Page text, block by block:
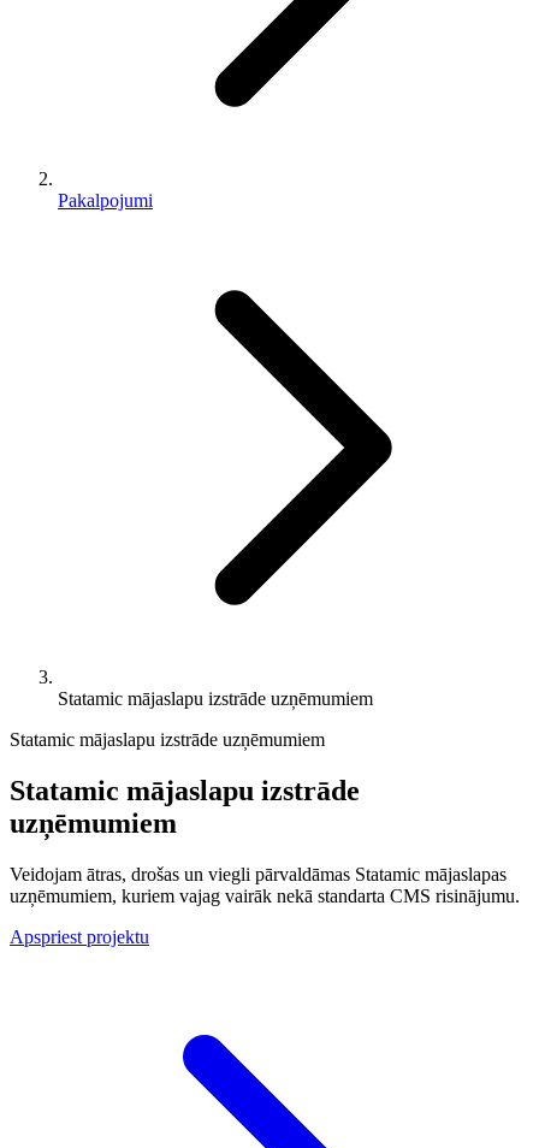
Pakalpojumi
Statamic mājaslapu izstrāde uzņēmumiem
Statamic mājaslapu izstrāde uzņēmumiem
Statamic mājaslapu izstrāde
uzņēmumiem
Veidojam ātras, drošas un viegli pārvaldāmas Statamic mājaslapas
uzņēmumiem, kuriem vajag vairāk nekā standarta CMS risinājumu.
Apspriest projektu